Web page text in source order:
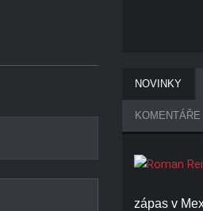
NOVINKY
KOMENTÁŘE
zápas v